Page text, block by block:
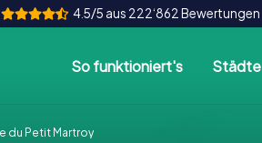
4.5/5 aus 222‘862 Bewertungen
So funktioniert's Städte
du Petit Martroy